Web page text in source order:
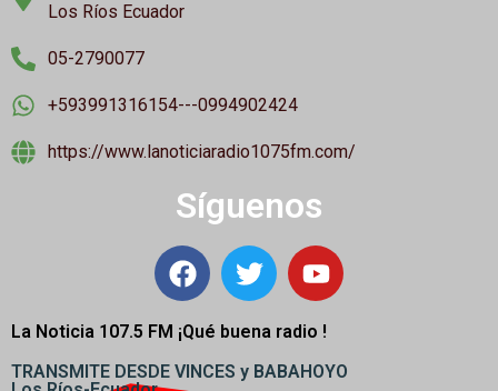
Los Ríos Ecuador
05-2790077
+593991316154---0994902424
https://www.lanoticiaradio1075fm.com/
Síguenos
La Noticia 107.5 FM ¡Qué buena radio !
TRANSMITE DESDE VINCES y BABAHOYO